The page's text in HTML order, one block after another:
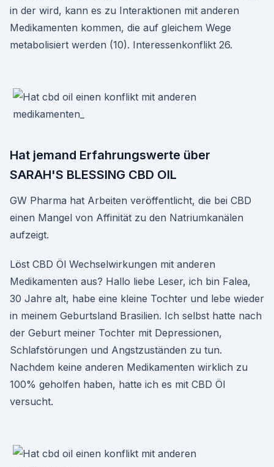
in der wird, kann es zu Interaktionen mit anderen
Medikamenten kommen, die auf gleichem Wege
metabolisiert werden (10). Interessenkonflikt 26.
Hat jemand Erfahrungswerte über
SARAH'S BLESSING CBD OIL
GW Pharma hat Arbeiten veröffentlicht, die bei CBD
einen Mangel von Affinität zu den Natriumkanälen
aufzeigt.
Löst CBD Öl Wechselwirkungen mit anderen
Medikamenten aus? Hallo liebe Leser, ich bin Falea,
30 Jahre alt, habe eine kleine Tochter und lebe wieder
in meinem Geburtsland Brasilien. Ich selbst hatte nach
der Geburt meiner Tochter mit Depressionen,
Schlafstörungen und Angstzuständen zu tun.
Nachdem keine anderen Medikamenten wirklich zu
100% geholfen haben, hatte ich es mit CBD Öl
versucht.